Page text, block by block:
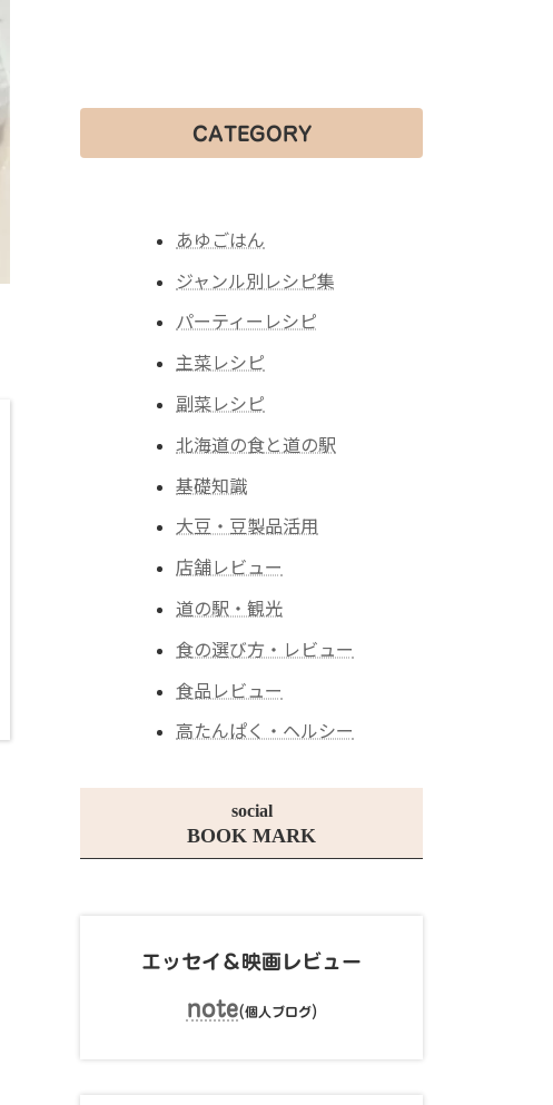
CATEGORY
あゆごはん
ジャンル別レシピ集
パーティーレシピ
主菜レシピ
副菜レシピ
北海道の食と道の駅
基礎知識
大豆・豆製品活用
店舗レビュー
道の駅・観光
食の選び方・レビュー
食品レビュー
高たんぱく・ヘルシー
social
BOOK MARK
エッセイ＆映画レビュー
note(個人ブログ)